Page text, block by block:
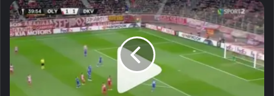
Δύο
χρόνια
από
τη
γκολάρα
του
Ντιάζ